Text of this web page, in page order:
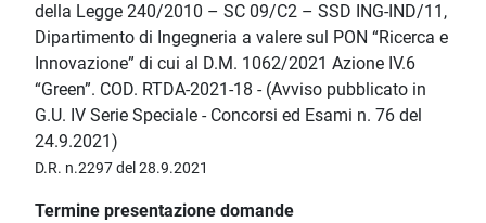
della Legge 240/2010 – SC 09/C2 – SSD ING-IND/11,
Dipartimento di Ingegneria a valere sul PON “Ricerca e
Innovazione” di cui al D.M. 1062/2021 Azione IV.6
“Green”. COD. RTDA-2021-18 - (Avviso pubblicato in
G.U. IV Serie Speciale - Concorsi ed Esami n. 76 del
24.9.2021)
D.R. n.2297 del 28.9.2021
Termine presentazione domande